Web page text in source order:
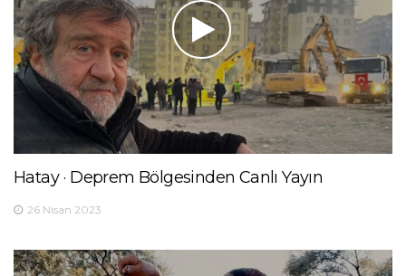
Hatay · Deprem Bölgesinden Canlı Yayın
26 Nisan 2023